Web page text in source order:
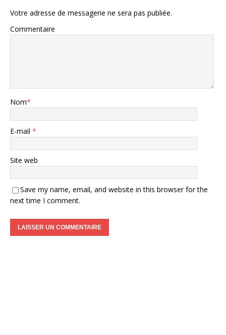
Votre adresse de messagerie ne sera pas publiée.
Commentaire
Nom*
E-mail *
Site web
Save my name, email, and website in this browser for the
next time I comment.